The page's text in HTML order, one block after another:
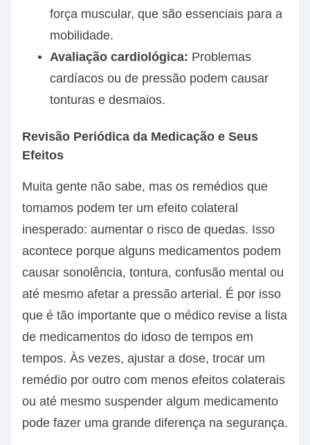
força muscular, que são essenciais para a
mobilidade.
Avaliação cardiológica: Problemas
cardíacos ou de pressão podem causar
tonturas e desmaios.
Revisão Periódica da Medicação e Seus
Efeitos
Muita gente não sabe, mas os remédios que
tomamos podem ter um efeito colateral
inesperado: aumentar o risco de quedas. Isso
acontece porque alguns medicamentos podem
causar sonolência, tontura, confusão mental ou
até mesmo afetar a pressão arterial. É por isso
que é tão importante que o médico revise a lista
de medicamentos do idoso de tempos em
tempos. Às vezes, ajustar a dose, trocar um
remédio por outro com menos efeitos colaterais
ou até mesmo suspender algum medicamento
pode fazer uma grande diferença na segurança.